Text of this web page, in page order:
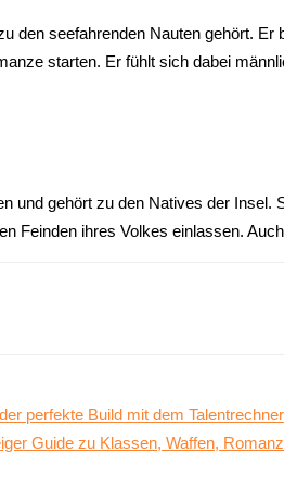
den seefahrenden Nauten gehört.
starten. Er fühlt sich dabei
und gehört zu den Natives der
Feinden ihres Volkes einlassen.
perfekte Build mit dem Talentrechner
Guide zu Klassen, Waffen,